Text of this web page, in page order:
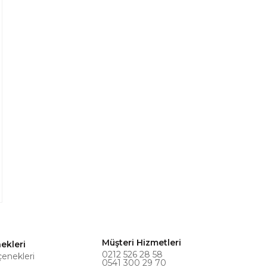
Müşteri Hizmetleri
0212 526 28 58
0541 300 29 70